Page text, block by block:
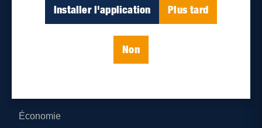
Installer l'application Plus tard
Non
Économie